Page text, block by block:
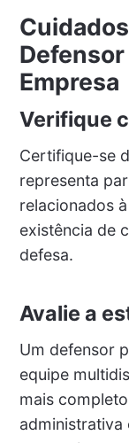
Defensor
Empresa
Verifique
Certifique-se
representa
relacionados
existência de
defesa.
Avalie a
Um defensor
equipe
mais
administrativa